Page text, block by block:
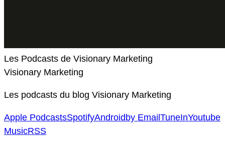
Les Podcasts de Visionary Marketing
Visionary Marketing
Les podcasts du blog Visionary Marketing
Apple PodcastsSpotifyAndroidby EmailTuneInYoutube
MusicRSS